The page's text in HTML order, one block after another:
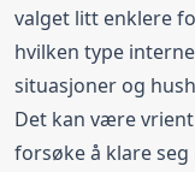
valget litt enklere
hvilken type
situasjoner og
Det kan være
forsøke å klare